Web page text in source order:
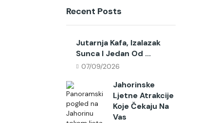
Recent Posts
Jutarnja Kafa, Izalazak
Sunca I Jedan Od ...
07/09/2026
Jahorinske
Ljetne Atrakcije
Koje Čekaju Na
Vas